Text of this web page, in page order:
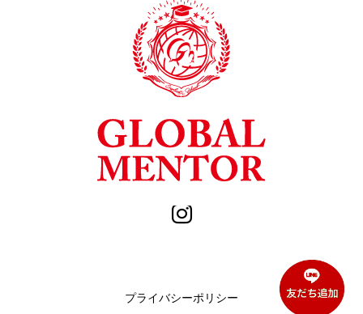
プライバシーポリシー